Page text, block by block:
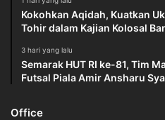
Kokohkan Aqidah, Kuatkan
Tohir dalam Kajian Kolosal
3 hari yang lalu
Semarak HUT RI ke-81, Tim
Futsal Piala Amir Ansharu
Office